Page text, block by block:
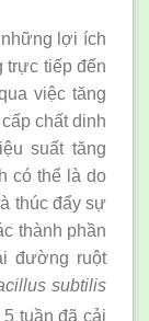
lợi ích
trực tiếp đến
việc tăng
chất dinh
suất tăng
có thể là do
thúc đẩy sự
thành phần
đường ruột
subtilis
tuần đã cải